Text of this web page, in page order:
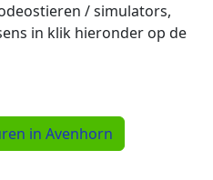
/ simulators,
in klik hieronder op de
in Avenhorn